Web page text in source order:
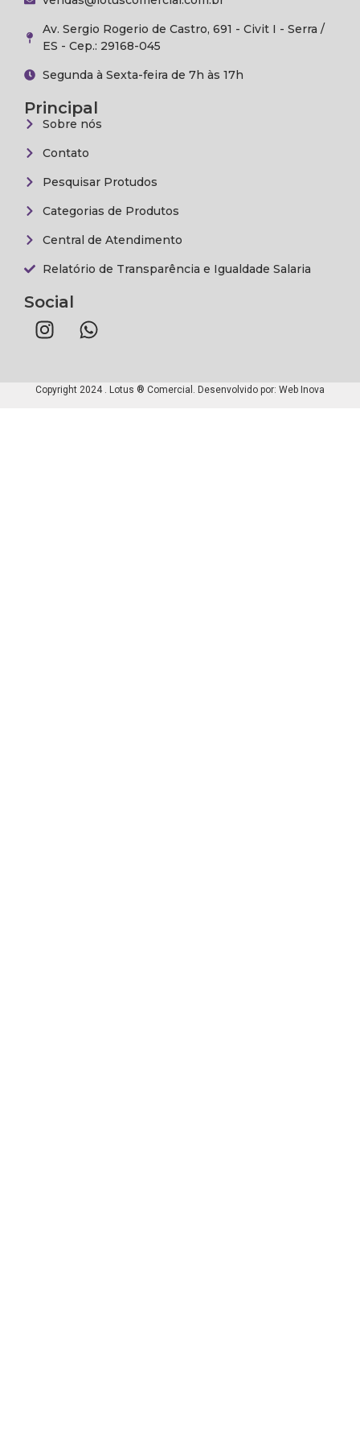
Av. Sergio Rogerio de Castro, 691 - Civit I - Serra /
ES - Cep.: 29168-045
Segunda à Sexta-feira de 7h às 17h
Principal
Sobre nós
Contato
Pesquisar Protudos
Categorias de Produtos
Central de Atendimento
Relatório de Transparência e Igualdade Salaria
Social
Copyright 2024 . Lotus ® Comercial. Desenvolvido por: Web Inova